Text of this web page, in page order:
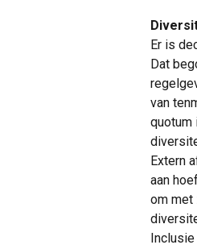
Er is
Dat
van
quotum
Extern
aan
om met